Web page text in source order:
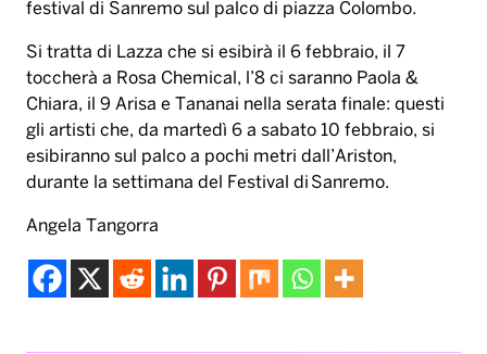
festival di Sanremo sul palco di piazza Colombo.
Si tratta di Lazza che si esibirà il 6 febbraio, il 7
toccherà a Rosa Chemical, l’8 ci saranno Paola &
Chiara, il 9 Arisa e Tananai nella serata finale: questi
gli artisti che, da martedì 6 a sabato 10 febbraio, si
esibiranno sul palco a pochi metri dall’Ariston,
durante la settimana del Festival di Sanremo.
Angela Tangorra